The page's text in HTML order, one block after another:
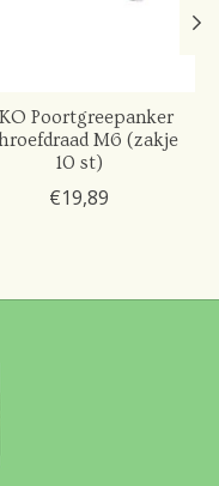
Poortgreepanker
M6 (zakje
10 st)
€19,89